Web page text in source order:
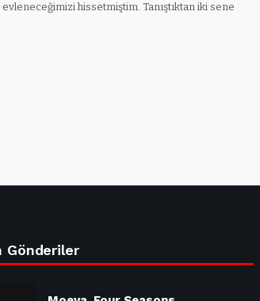
hissetmiştim. Tanıştıktan iki sene
Gönderiler